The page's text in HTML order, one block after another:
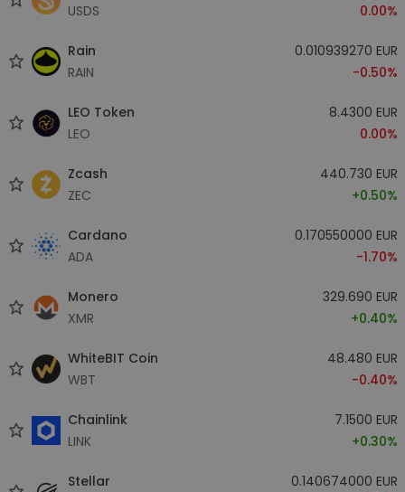
USDS
0.00%
Rain
RAIN
0.010939270 EUR
-0.50%
LEO Token
LEO
8.4300 EUR
0.00%
Zcash
ZEC
440.730 EUR
+0.50%
Cardano
ADA
0.170550000 EUR
-1.70%
Monero
XMR
329.690 EUR
+0.40%
WhiteBIT Coin
WBT
48.480 EUR
-0.40%
Chainlink
LINK
7.1500 EUR
+0.30%
Stellar
0.140674000 EUR